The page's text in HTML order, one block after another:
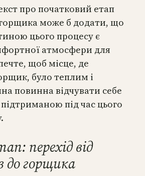
про початковий етап
може б додати, що
цього процесу є
атмосфери для
щоб місце, де
було теплим і
повинна відчувати себе
під час цього
перехід від
до горщика